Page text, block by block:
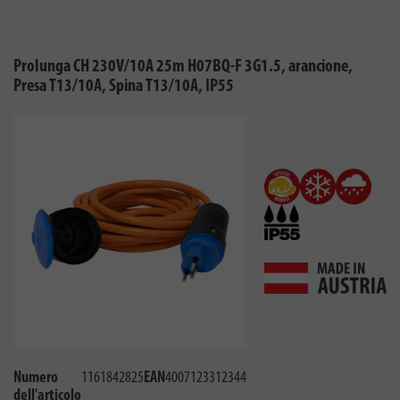
Prolunga CH 230V/10A 25m H07BQ-F 3G1.5, arancione,
Presa T13/10A, Spina T13/10A, IP55
Numero
dell'articolo
1161842825EAN4007123312344